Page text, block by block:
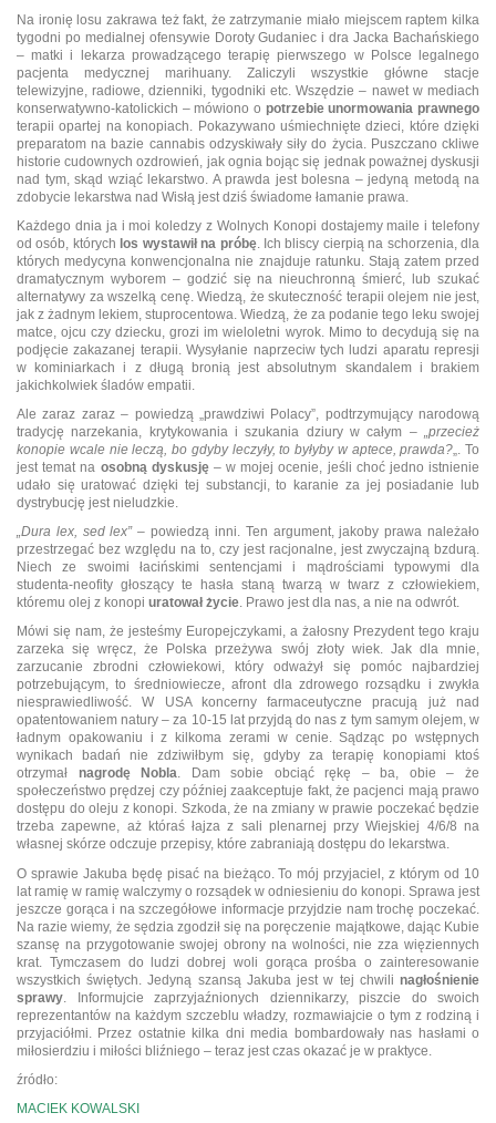
Na ironię losu zakrawa też fakt, że zatrzymanie miało miejscem raptem kilka
tygodni po medialnej ofensywie Doroty Gudaniec i dra Jacka Bachańskiego
– matki i lekarza prowadzącego terapię pierwszego w Polsce legalnego
pacjenta medycznej marihuany. Zaliczyli wszystkie główne stacje
telewizyjne, radiowe, dzienniki, tygodniki etc. Wszędzie – nawet w mediach
konserwatywno-katolickich – mówiono o potrzebie unormowania prawnego
terapii opartej na konopiach. Pokazywano uśmiechnięte dzieci, które dzięki
preparatom na bazie cannabis odzyskiwały siły do życia. Puszczano ckliwe
historie cudownych ozdrowień, jak ognia bojąc się jednak poważnej dyskusji
nad tym, skąd wziąć lekarstwo. A prawda jest bolesna – jedyną metodą na
zdobycie lekarstwa nad Wisłą jest dziś świadome łamanie prawa.
Każdego dnia ja i moi koledzy z Wolnych Konopi dostajemy maile i telefony
od osób, których los wystawił na próbę. Ich bliscy cierpią na schorzenia, dla
których medycyna konwencjonalna nie znajduje ratunku. Stają zatem przed
dramatycznym wyborem – godzić się na nieuchronną śmierć, lub szukać
alternatywy za wszelką cenę. Wiedzą, że skuteczność terapii olejem nie jest,
jak z żadnym lekiem, stuprocentowa. Wiedzą, że za podanie tego leku swojej
matce, ojcu czy dziecku, grozi im wieloletni wyrok. Mimo to decydują się na
podjęcie zakazanej terapii. Wysyłanie naprzeciw tych ludzi aparatu represji
w kominiarkach i z długą bronią jest absolutnym skandalem i brakiem
jakichkolwiek śladów empatii.
Ale zaraz zaraz – powiedzą „prawdziwi Polacy”, podtrzymujący narodową
tradycję narzekania, krytykowania i szukania dziury w całym – „przecież
konopie wcale nie leczą, bo gdyby leczyły, to byłyby w aptece, prawda?„. To
jest temat na osobną dyskusję– w mojej ocenie, jeśli choć jedno istnienie
udało się uratować dzięki tej substancji, to karanie za jej posiadanie lub
dystrybucję jest nieludzkie.
„Dura lex, sed lex”– powiedzą inni. Ten argument, jakoby prawa należało
przestrzegać bez względu na to, czy jest racjonalne, jest zwyczajną bzdurą.
Niech ze swoimi łacińskimi sentencjami i mądrościami typowymi dla
studenta-neofity głoszący te hasła staną twarzą w twarz z człowiekiem,
któremu olej z konopi uratował życie. Prawo jest dla nas, a nie na odwrót.
Mówi się nam, że jesteśmy Europejczykami, a żałosny Prezydent tego kraju
zarzeka się wręcz, że Polska przeżywa swój złoty wiek. Jak dla mnie,
zarzucanie zbrodni człowiekowi, który odważył się pomóc najbardziej
potrzebującym, to średniowiecze, afront dla zdrowego rozsądku i zwykła
niesprawiedliwość. W USA koncerny farmaceutyczne pracują już nad
opatentowaniem natury – za 10-15 lat przyjdą do nas z tym samym olejem, w
ładnym opakowaniu i z kilkoma zerami w cenie. Sądząc po wstępnych
wynikach badań nie zdziwiłbym się, gdyby za terapię konopiami ktoś
otrzymał nagrodę Nobla. Dam sobie obciąć rękę – ba, obie – że
społeczeństwo prędzej czy później zaakceptuje fakt, że pacjenci mają prawo
dostępu do oleju z konopi. Szkoda, że na zmiany w prawie poczekać będzie
trzeba zapewne, aż któraś łajza z sali plenarnej przy Wiejskiej 4/6/8 na
własnej skórze odczuje przepisy, które zabraniają dostępu do lekarstwa.
O sprawie Jakuba będę pisać na bieżąco. To mój przyjaciel, z którym od 10
lat ramię w ramię walczymy o rozsądek w odniesieniu do konopi. Sprawa jest
jeszcze gorąca i na szczegółowe informacje przyjdzie nam trochę poczekać.
Na razie wiemy, że sędzia zgodził się na poręczenie majątkowe, dając Kubie
szansę na przygotowanie swojej obrony na wolności, nie zza więziennych
krat. Tymczasem do ludzi dobrej woli gorąca prośba o zainteresowanie
wszystkich świętych. Jedyną szansą Jakuba jest w tej chwili nagłośnienie
sprawy . Informujcie zaprzyjaźnionych dziennikarzy, piszcie do swoich
reprezentantów na każdym szczeblu władzy, rozmawiajcie o tym z rodziną i
przyjaciółmi. Przez ostatnie kilka dni media bombardowały nas hasłami o
miłosierdziu i miłości bliźniego – teraz jest czas okazać je w praktyce.
źródło:
MACIEK KOWALSKI